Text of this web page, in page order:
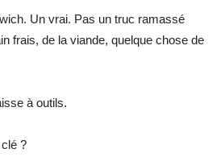
Un vrai. Pas un truc ramassé
frais, de la viande, quelque chose de
à outils.
?